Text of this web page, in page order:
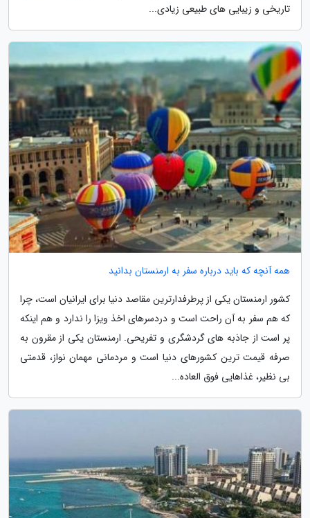
تاریخی و زیبایی های طبیعی زیادی...
همه آنچه که باید درباره سفر به ارمنستان بدانید
کشور ارمنستان یکی از پرطرفدارترین مقاصد دنیا برای ایرانیان است، چرا
که هم سفر به آن راحت است و دردسرهای اخذ ویزا را ندارد و هم اینکه
پر است از جاذبه های گردشگری و تفریحی. ارمنستان یکی از مقرون به
صرفه قیمت ترین کشورهای دنیا است و مردمانی مهمان نواز، قدمتی
بی نظیر، غذاهایی فوق العاده...